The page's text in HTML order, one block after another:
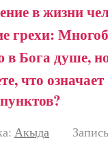
в жизни
грехи:
Бога душе,
что
Акыда Запись